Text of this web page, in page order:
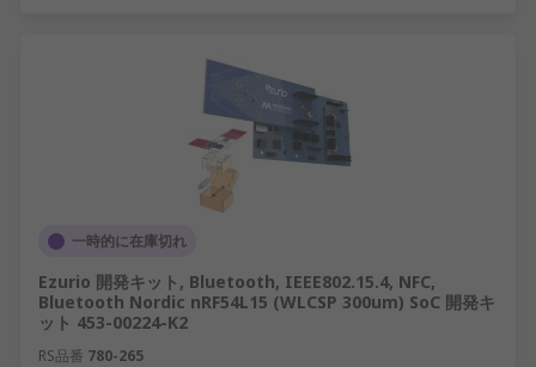
一時的に在庫切れ
Ezurio 開発キット, Bluetooth, IEEE802.15.4, NFC,
Bluetooth Nordic nRF54L15 (WLCSP 300um) SoC 開発キ
ット 453-00224-K2
RS品番 780-265